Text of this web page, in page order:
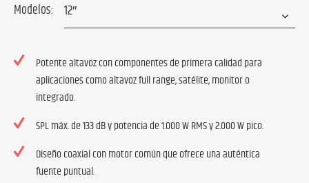
Modelos:
Potente altavoz con componentes de primera calidad para
aplicaciones como altavoz full range, satélite, monitor o
integrado.
SPL máx. de 133 dB y potencia de 1.000 W RMS y 2.000 W pico.
Diseño coaxial con motor común que ofrece una auténtica
fuente puntual.